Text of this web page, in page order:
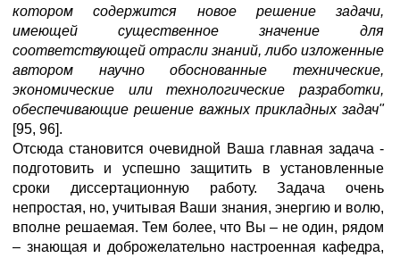
котором содержится новое решение задачи,
имеющей существенное значение для
соответствующей отрасли знаний, либо изложенные
автором научно обоснованные технические,
экономические или технологические разработки,
обеспечивающие решение важных прикладных задач"
[95, 96].
Отсюда становится очевидной Ваша главная задача -
подготовить и успешно защитить в установленные
сроки диссертационную работу. Задача очень
непростая, но, учитывая Ваши знания, энергию и волю,
вполне решаемая. Тем более, что Вы – не один, рядом
– знающая и доброжелательно настроенная кафедра,